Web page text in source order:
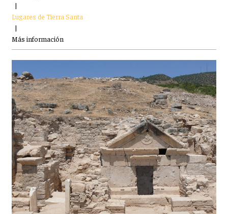
|
Lugares de Tierra Santa
|
Más información